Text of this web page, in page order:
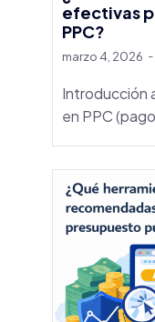
efectivas
PPC?
marzo 4, 2026
Introducción
en PPC